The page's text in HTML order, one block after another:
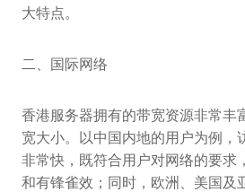
大特点。
二、国际网络
香港服务器拥有的带宽资源非常丰
宽大小。以中国内地的用户为例，
非常快，既符合用户对网络的要求
和有锋雀效；同时，欧洲、美国及